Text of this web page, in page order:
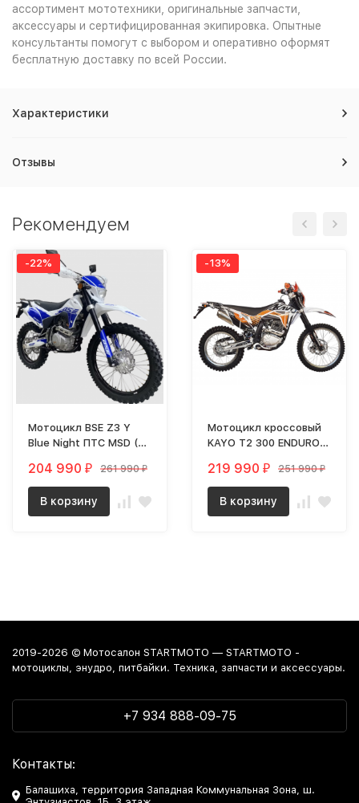
ассортимент мототехники, оригинальные запчасти,
аксессуары и сертифицированная экипировка. Опытные
консультанты помогут с выбором и оперативно оформят
бесплатную доставку по всей России.
Характеристики
Отзывы
Рекомендуем
-22%
Мотоцикл BSE Z3 Y
Blue Night ПТС MSD (Z3
204 990 ₽ 261 990₽
В корзину
-13%
Мотоцикл кроссовый
KAYO T2 300 ENDURO
MSD (T2 E)
219 990 ₽ 251 990₽
В корзину
2019-2026 © Мотосалон STARTMOTO — STARTMOTO -
мотоциклы, энудро, питбайки. Техника, запчасти и аксессуары.
+7 934 888-09-75
Контакты:
Балашиха, территория Западная Коммунальная Зона, ш.